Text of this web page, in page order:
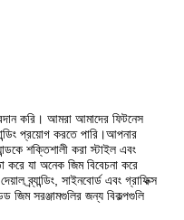
করি। আমরা আমাদের ফিটনেস
প্রয়োগ করতে পারি।আপনার
শক্তিশালী করা স্টাইল এবং
যা অনেক জিম বিবেচনা করে
ব্র্যান্ডিং, সাইনবোর্ড এবং গ্রাফিক্স
জিম সরঞ্জামগুলির জন্য বিকল্পগুলি